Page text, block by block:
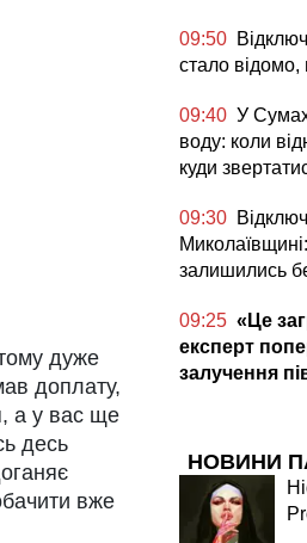
дуже
доплату,
а у вас ще
десь
вже
09:50
стало
09:40 У
воду: коли
куди
09:30
залишились
09:25 «Це
експерт
залучення
НОВИНИ